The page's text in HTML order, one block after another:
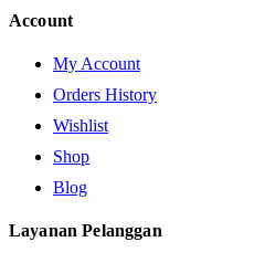
Account
My Account
Orders History
Wishlist
Shop
Blog
Layanan Pelanggan